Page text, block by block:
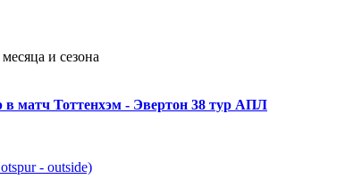
и сезона
матч Тоттенхэм - Эвертон 38 тур АПЛ
- outside)